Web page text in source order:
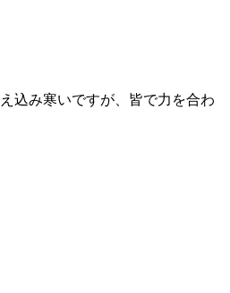
込み寒いですが、皆で力を合わ